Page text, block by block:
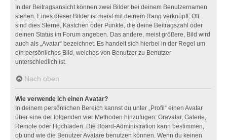
In der Beitragsansicht können zwei Bilder bei deinem Benutzernamen
stehen. Eines dieser Bilder ist meist mit deinem Rang verknüpft: Oft
sind dies Sterne, Kästchen oder Punkte, die deine Beitragszahl oder
deinen Status im Forum angeben. Das andere, meist größere, Bild wird
auch als „Avatar“ bezeichnet. Es handelt sich hierbei in der Regel um
ein persönliches Bild, welches von Benutzer zu Benutzer
unterschiedlich ist.
Nach oben
Wie verwende ich einen Avatar?
In deinem persönlichen Bereich kannst du unter „Profil“ einen Avatar
über eine der folgenden vier Methoden hinzufügen: Gravatar, Galerie,
Remote oder Hochladen. Die Board-Administration kann bestimmen,
ob und wie die Benutzer Avatare benutzen können. Wenn du keinen